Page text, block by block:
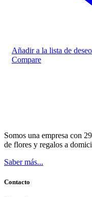
Añadir a la lista de
Compare
Somos una empresa con
de flores y regalos a
Saber más...
Contacto